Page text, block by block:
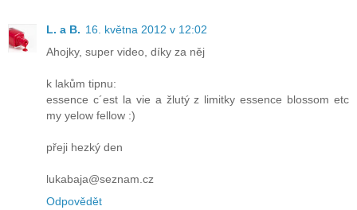
L. a B. 16. května 2012 v 12:02
Ahojky, super video, díky za něj
k lakům tipnu:
essence c´est la vie a žlutý z limitky essence blossom etc
my yelow fellow :)
přeji hezký den
lukabaja@seznam.cz
Odpovědět